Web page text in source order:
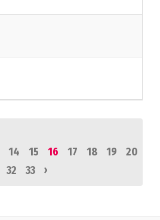
14 15 16 17 18 19
20
32 33 ›